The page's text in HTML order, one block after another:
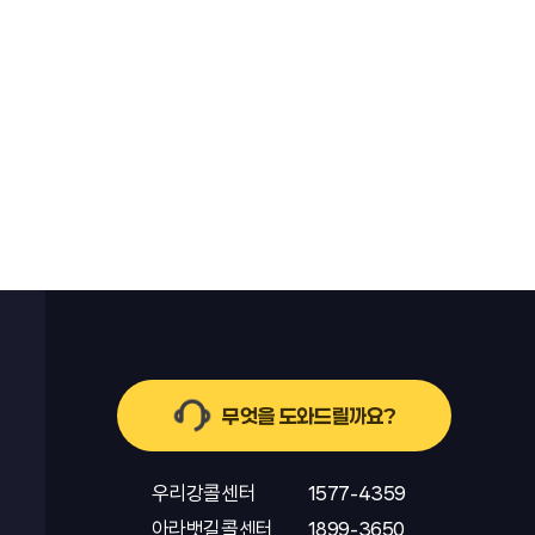
무엇을 도와드릴까요?
우리강콜센터
1577-4359
아라뱃길콜센터
1899-3650